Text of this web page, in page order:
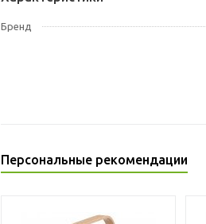
Бренд
Персональные рекомендации